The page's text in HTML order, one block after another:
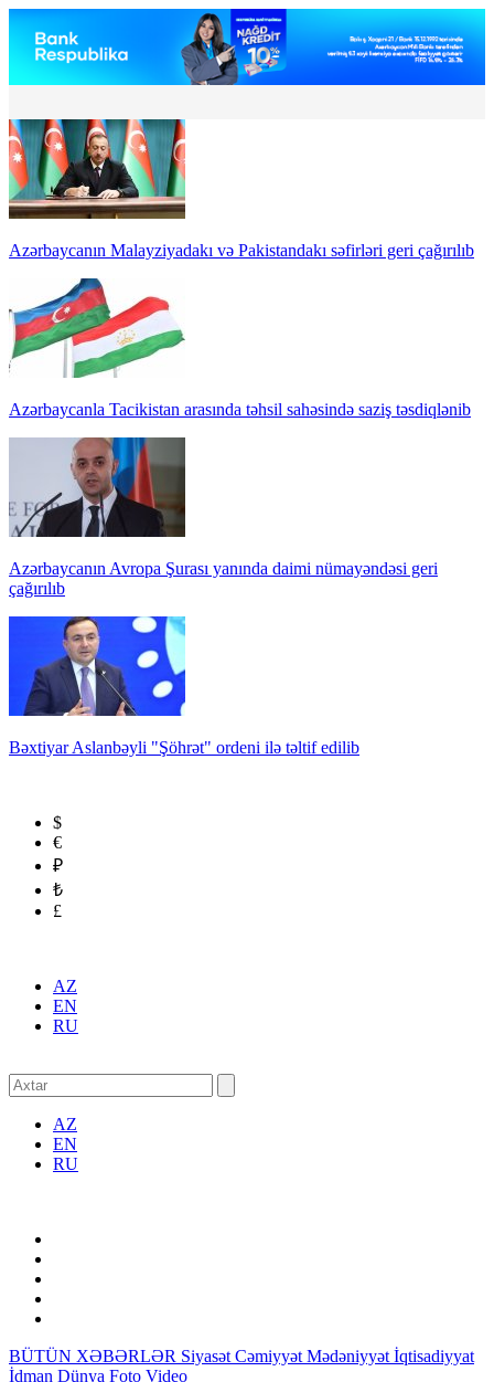
Azərbaycanın Malayziyadakı və Pakistandakı səfirləri geri çağırılıb
Azərbaycanla Tacikistan arasında təhsil sahəsində saziş təsdiqlənib
Azərbaycanın Avropa Şurası yanında daimi nümayəndəsi geri
çağırılıb
Bəxtiyar Aslanbəyli "Şöhrət" ordeni ilə təltif edilib
$
€
₽
₺
£
AZ
EN
RU
AZ
EN
RU
BÜTÜN XƏBƏRLƏR Siyasət Cəmiyyət Mədəniyyət İqtisadiyyat
İdman Dünya Foto Video